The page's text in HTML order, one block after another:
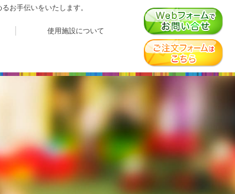
お手伝いをいたします。
使用施設について